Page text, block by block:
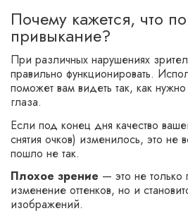
Почему кажется, что
привыкание?
При различных нарушениях
правильно функционировать.
поможет вам видеть так, как
глаза.
Если под конец дня качество
снятия очков) изменилось, это не
пошло не так.
Плохое зрение — это не только
изменение оттенков, но и
изображений.